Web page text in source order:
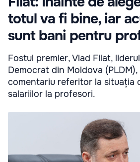
totul va fi bine, iar
sunt bani pentru
Fostul premier, Vlad Filat,
Democrat din Moldova
comentariu referitor la situația
salariilor la profesori.